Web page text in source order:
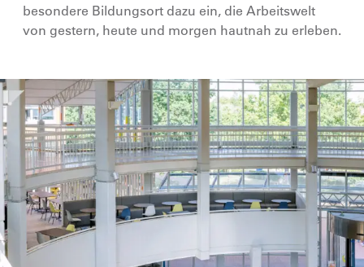
besondere Bildungsort dazu ein, die Arbeitswelt
von gestern, heute und morgen hautnah zu erleben.